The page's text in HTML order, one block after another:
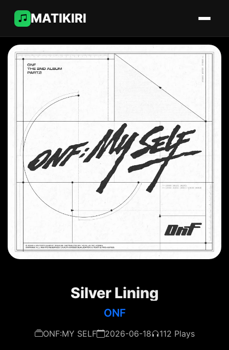
MATIKIRI
Silver Lining
ONF
ONF:MY SELF 2026-06-18 112 Plays